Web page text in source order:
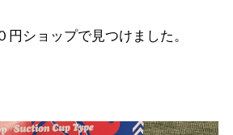
円ショップで見つけました。